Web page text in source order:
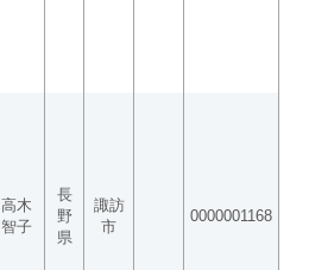
高木
智子
長
野
県
諏訪
市
0000001168